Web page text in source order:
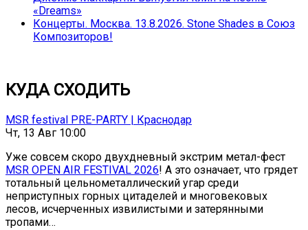
«Dreams»
Концерты. Москва. 13.8.2026. Stone Shades в Союз
Композиторов!
КУДА СХОДИТЬ
MSR festival PRE-PARTY | Краснодар
Чт, 13 Авг 10:00
Уже совсем скоро двухдневный экстрим метал-фест
MSR OPEN AIR FESTIVAL 2026! А это означает, что грядет
тотальный цельнометаллический угар среди
неприступных горных цитаделей и многовековых
лесов, исчерченных извилистыми и затерянными
тропами…